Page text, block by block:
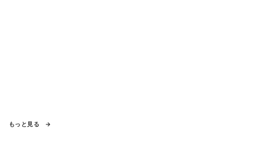
もっと見る